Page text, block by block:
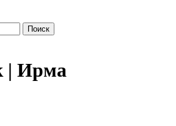
| Ирма